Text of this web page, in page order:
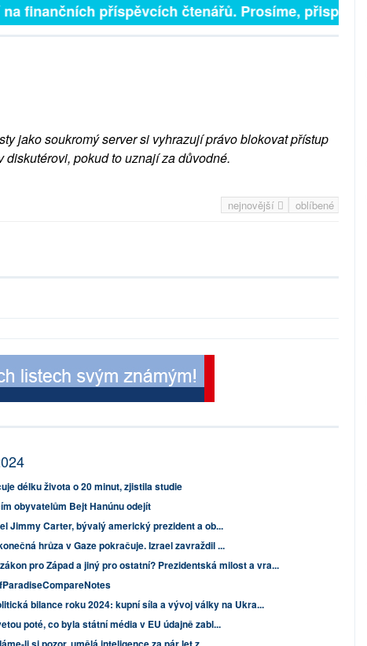
finančních příspěvcích čtenářů. Prosíme, přispějte. ➥
jako soukromý server si vyhrazují právo blokovat přístup
pokud to uznají za důvodné.
nejnovější oblíbené
délku života o 20 minut, zjistila studie
obyvatelům Bejt Hanúnu odejít
Jimmy Carter, bývalý americký prezident a ob...
hrůza v Gaze pokračuje. Izrael zavraždil ...
pro Západ a jiný pro ostatní? Prezidentská milost a vra...
bilance roku 2024: kupní síla a vývoj války na Ukra...
poté, co byla státní média v EU údajně zabl...